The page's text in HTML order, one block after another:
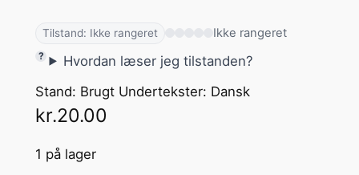
Tilstand: Ikke rangeret Ikke rangeret
Hvordan læser jeg tilstanden?
Stand: Brugt Undertekster: Dansk
kr.20.00
1 på lager